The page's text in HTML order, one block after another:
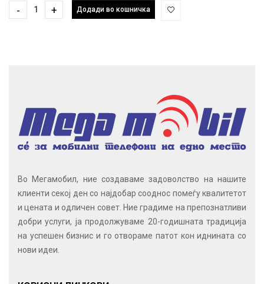
- + Додади во кошничка
Во Мегамобил, ние создаваме задоволство на нашите
клиенти секој ден со најдобар сооднос помеѓу квалитетот
и цената и одличен совет. Ние градиме на препознатливи
добри услуги, ја продолжуваме 20-годишната традиција
на успешен бизнис и го отвораме патот кон иднината со
нови идеи.